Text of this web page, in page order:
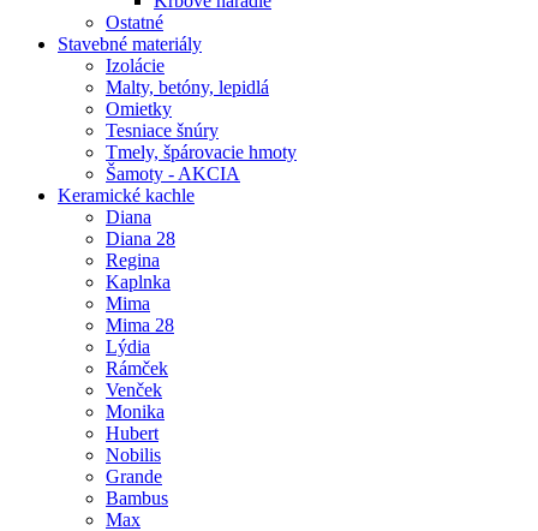
Ostatné
Stavebné materiály
Izolácie
Malty, betóny, lepidlá
Omietky
Tesniace šnúry
Tmely, špárovacie hmoty
Šamoty - AKCIA
Keramické kachle
Diana
Diana 28
Regina
Kaplnka
Mima
Mima 28
Lýdia
Rámček
Venček
Monika
Hubert
Nobilis
Grande
Bambus
Max